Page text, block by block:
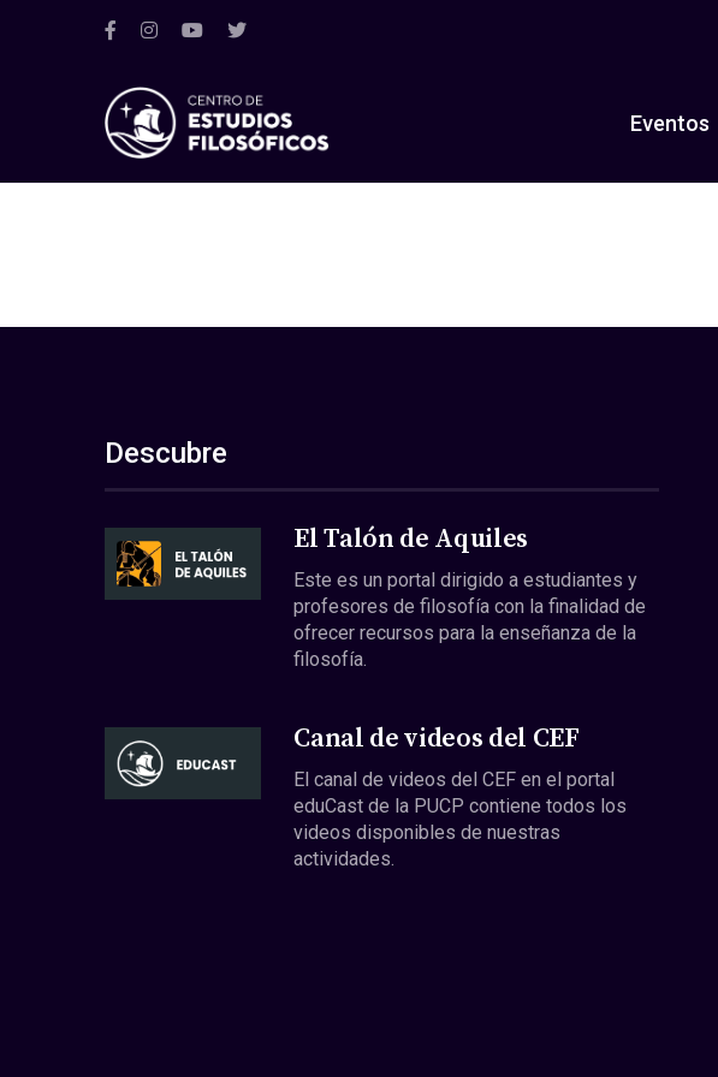
Eventos
Descubre
El Talón de Aquiles
Este es un portal dirigido a estudiantes y
profesores de filosofía con la finalidad de
ofrecer recursos para la enseñanza de la
filosofía.
Canal de videos del CEF
El canal de videos del CEF en el portal
eduCast de la PUCP contiene todos los
videos disponibles de nuestras
actividades.